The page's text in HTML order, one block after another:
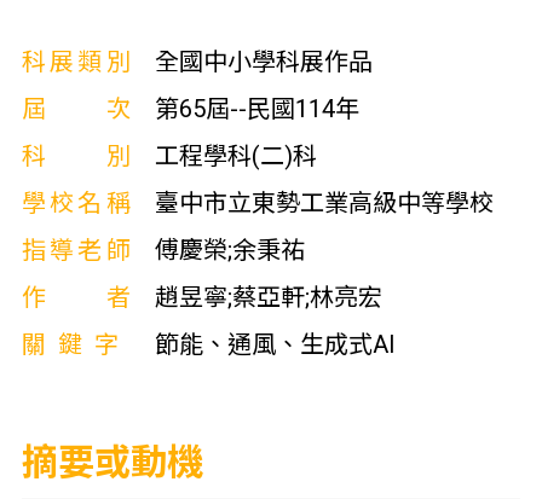
科展類別
全國中小學科展作品
屆次
第65屆--民國114年
科別
工程學科(二)科
學校名稱
臺中市立東勢工業高級中等學校
指導老師
傅慶榮;余秉祐
作者
趙昱寧;蔡亞軒;林亮宏
關鍵字
節能、通風、生成式AI
摘要或動機